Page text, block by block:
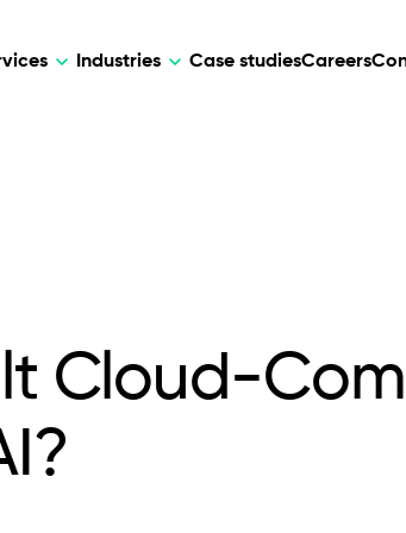
Industries Case studiesCareers
Cloud-